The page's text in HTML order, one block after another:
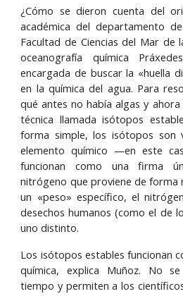
¿Cómo se dieron cuenta del
académica del departamento
Facultad de Ciencias del Mar de
oceanografía química
encargada de buscar la «huella
en la química del agua. Para
qué antes no había algas y
técnica llamada isótopos
forma simple, los isótopos son
elemento químico —en este
funcionan como una firma
nitrógeno que proviene de forma
un «peso» específico, el
desechos humanos (como el de
uno distinto.
Los isótopos estables funcionan
química, explica Muñoz. No
tiempo y permiten a los